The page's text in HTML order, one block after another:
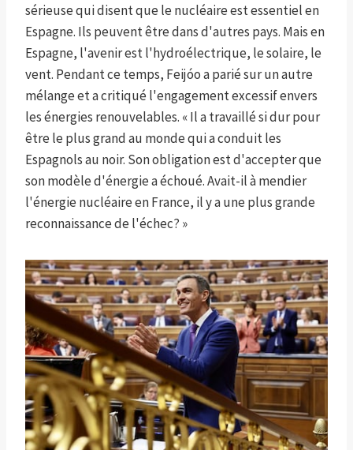
sérieuse qui disent que le nucléaire est essentiel en
Espagne. Ils peuvent être dans d'autres pays. Mais en
Espagne, l'avenir est l'hydroélectrique, le solaire, le
vent. Pendant ce temps, Feijóo a parié sur un autre
mélange et a critiqué l'engagement excessif envers
les énergies renouvelables. « Il a travaillé si dur pour
être le plus grand au monde qui a conduit les
Espagnols au noir. Son obligation est d'accepter que
son modèle d'énergie a échoué. Avait-il à mendier
l'énergie nucléaire en France, il y a une plus grande
reconnaissance de l'échec? »